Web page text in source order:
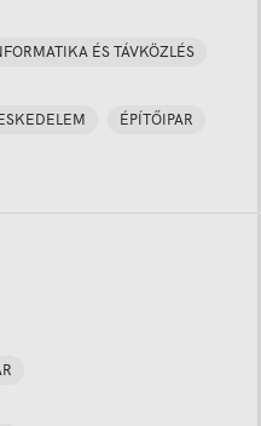
ÉS TÁVKÖZLÉS
ÉPÍTŐIPAR